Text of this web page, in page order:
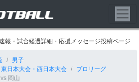
報・試合経過詳細・応援メッセージ投稿ページ
男子
日本大会・西日本大会
プロリーグ
岡山